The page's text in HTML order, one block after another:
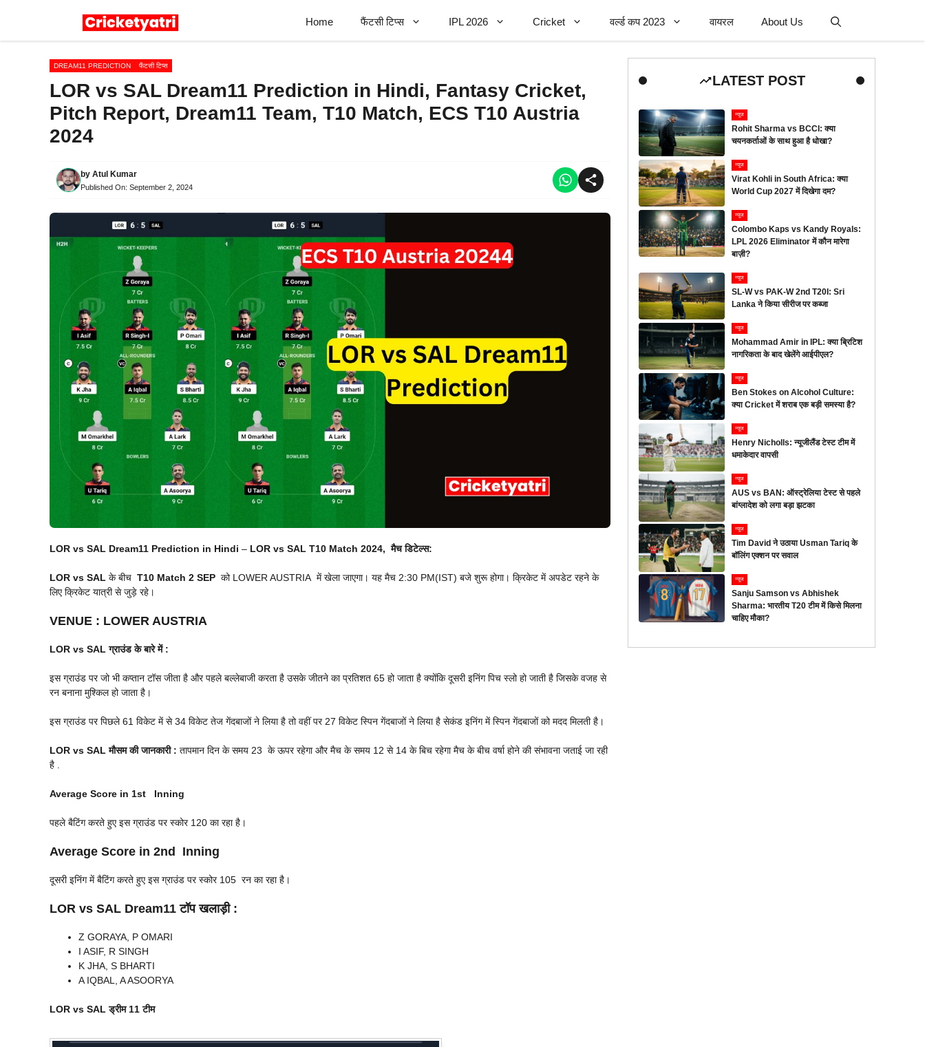
Home फैंटसी टिप्स IPL 2026 Cricket वर्ल्ड कप 2023 वायरल About Us
DREAM11 PREDICTION फैंटसी टिप्स
LOR vs SAL Dream11 Prediction in Hindi, Fantasy Cricket,
Pitch Report, Dream11 Team, T10 Match, ECS T10 Austria
2024
by Atul Kumar
Published On: September 2, 2024
LOR vs SAL Dream11 Prediction in Hindi – LOR vs SAL T10 Match 2024, मैच डिटेल्स:
LOR vs SAL के बीच T10 Match 2 SEP को LOWER AUSTRIA में खेला जाएगा। यह मैच 2:30 PM(IST) बजे शुरू होगा। क्रिकेट में अपडेट रहने के
लिए क्रिकेट यात्री से जुड़े रहे।
VENUE : LOWER AUSTRIA
LOR vs SALग्राउंड के बारे में :
इस ग्राउंड पर जो भी कप्तान टॉस जीता है और पहले बल्लेबाजी करता है उसके जीतने का प्रतिशत 65 हो जाता है क्योंकि दूसरी इनिंग पिच स्लो हो जाती है जिसके वजह से
रन बनाना मुश्किल हो जाता है।
इस ग्राउंड पर पिछले 61 विकेट में से 34 विकेट तेज गेंदबाजों ने लिया है तो वहीं पर 27 विकेट स्पिन गेंदबाजों ने लिया है सेकंड इनिंग में स्पिन गेंदबाजों को मदद मिलती है।
LOR vs SALमौसम की जानकारी : तापमान दिन के समय 23 के ऊपर रहेगा और मैच के समय 12 से 14 के बिच रहेगा मैच के बीच वर्षा होने की संभावना जताई जा रही
है .
Average Score in 1st Inning
पहले बैटिंग करते हुए इस ग्राउंड पर स्कोर 120 का रहा है।
Average Score in 2nd Inning
दूसरी इनिंग में बैटिंग करते हुए इस ग्राउंड पर स्कोर 105 रन का रहा है।
LOR vs SAL Dream11 टॉप खलाड़ी :
Z GORAYA, P OMARI
I ASIF, R SINGH
K JHA, S BHARTI
A IQBAL, A ASOORYA
LOR vs SALड्रीम 11 टीम
LATEST POST
न्यूज
Rohit Sharma vs BCCI: क्या
चयनकर्ताओं के साथ हुआ है धोखा?
न्यूज
Virat Kohli in South Africa: क्या
World Cup 2027 में दिखेगा दम?
न्यूज
Colombo Kaps vs Kandy Royals:
LPL 2026 Eliminator में कौन मारेगा
बाज़ी?
न्यूज
SL-W vs PAK-W 2nd T20I: Sri
Lanka ने किया सीरीज पर कब्जा
न्यूज
Mohammad Amir in IPL: क्या ब्रिटिश
नागरिकता के बाद खेलेंगे आईपीएल?
न्यूज
Ben Stokes on Alcohol Culture:
क्या Cricket में शराब एक बड़ी समस्या है?
न्यूज
Henry Nicholls: न्यूजीलैंड टेस्ट टीम में
धमाकेदार वापसी
न्यूज
AUS vs BAN: ऑस्ट्रेलिया टेस्ट से पहले
बांग्लादेश को लगा बड़ा झटका
न्यूज
Tim David ने उठाया Usman Tariq के
बॉलिंग एक्शन पर सवाल
न्यूज
Sanju Samson vs Abhishek
Sharma: भारतीय T20 टीम में किसे मिलना
चाहिए मौका?